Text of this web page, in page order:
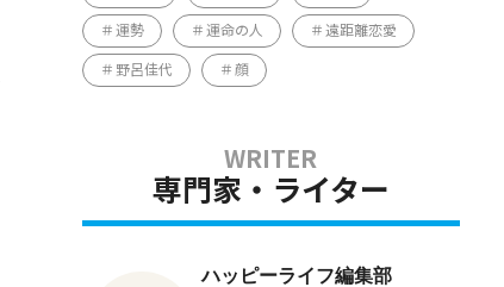
運勢 運命の人 遠距離恋愛
野呂佳代 顔
専門家・ライター
ハッピーライフ編集部